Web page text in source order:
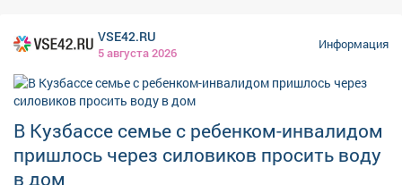
VSE42.RU
5 августа 2026
Информация
В Кузбассе семье с ребенком-инвалидом
пришлось через силовиков просить воду
в дом